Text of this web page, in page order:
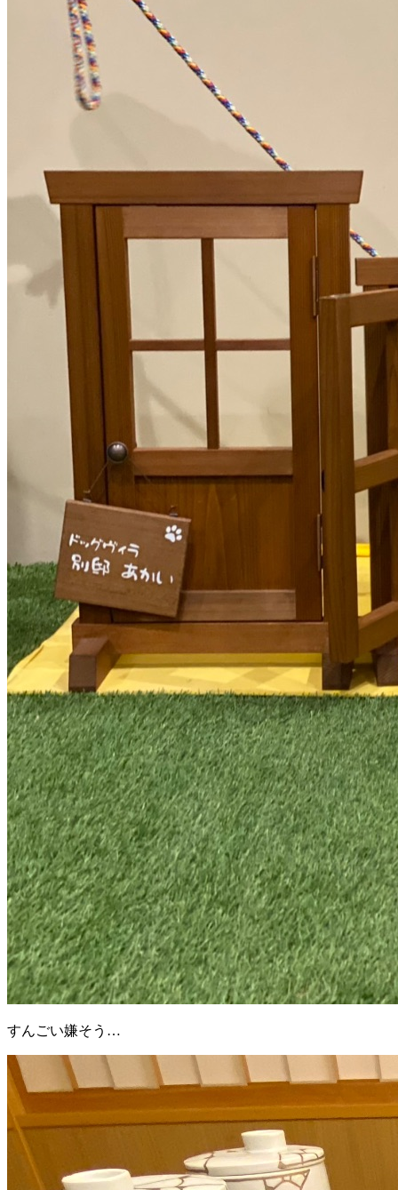
すんごい嫌そう…